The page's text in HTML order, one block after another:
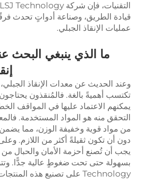
قيادة الطريق، وصناعة أدواتٍ تحدث
عمليات الإنقاذ الجبلي.
ما الذي ينبغي البحث
وعند الحديث عن معدات الإنقاذ
تكتسب أهميةً بالغة. فالمُنقذون
يمكنهم الاعتماد عليها في المواقف
التحقق منه هو المواد المستخدمة.
من مواد قوية وخفيفة الوزن، مما
دون أن تكون ثقيلةً أكثر من اللازم.
يجب أن تُصنع أحزمة الأمان والحبال من
Technology على تصنيع هذه المنتجات القوية.